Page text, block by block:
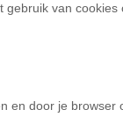
gebruik van cookies
en door je browser